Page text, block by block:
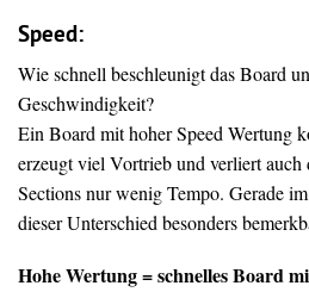
Speed:
Wie schnell beschleunigt das Board
Geschwindigkeit?
Ein Board mit hoher Speed Wertung
erzeugt viel Vortrieb und verliert auch
Sections nur wenig Tempo. Gerade
dieser Unterschied besonders
Hohe Wertung = schnelles Board